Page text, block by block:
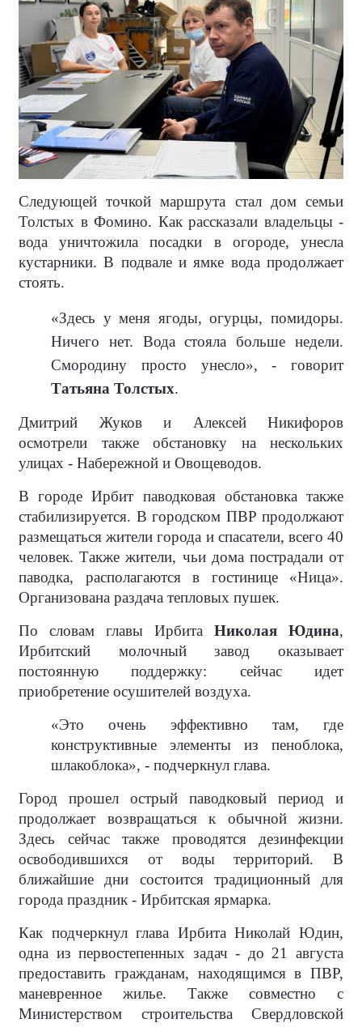
Следующей точкой маршрута стал дом семьи
Толстых в Фомино. Как рассказали владельцы -
вода уничтожила посадки в огороде, унесла
кустарники. В подвале и ямке вода продолжает
стоять.
«Здесь у меня ягоды, огурцы, помидоры.
Ничего нет. Вода стояла больше недели.
Смородину просто унесло», - говорит
Татьяна Толстых.
Дмитрий Жуков и Алексей Никифоров
осмотрели также обстановку на нескольких
улицах - Набережной и Овощеводов.
В городе Ирбит паводковая обстановка также
стабилизируется. В городском ПВР продолжают
размещаться жители города и спасатели, всего 40
человек. Также жители, чьи дома пострадали от
паводка, располагаются в гостинице «Ница».
Организована раздача тепловых пушек.
По словам главы Ирбита Николая Юдина,
Ирбитский молочный завод оказывает
постоянную поддержку: сейчас идет
приобретение осушителей воздуха.
«Это очень эффективно там, где
конструктивные элементы из пеноблока,
шлакоблока», - подчеркнул глава.
Город прошел острый паводковый период и
продолжает возвращаться к обычной жизни.
Здесь сейчас также проводятся дезинфекции
освободившихся от воды территорий. В
ближайшие дни состоится традиционный для
города праздник - Ирбитская ярмарка.
Как подчеркнул глава Ирбита Николай Юдин,
одна из первостепенных задач - до 21 августа
предоставить гражданам, находящимся в ПВР,
маневренное жилье. Также совместно с
Министерством строительства Свердловской